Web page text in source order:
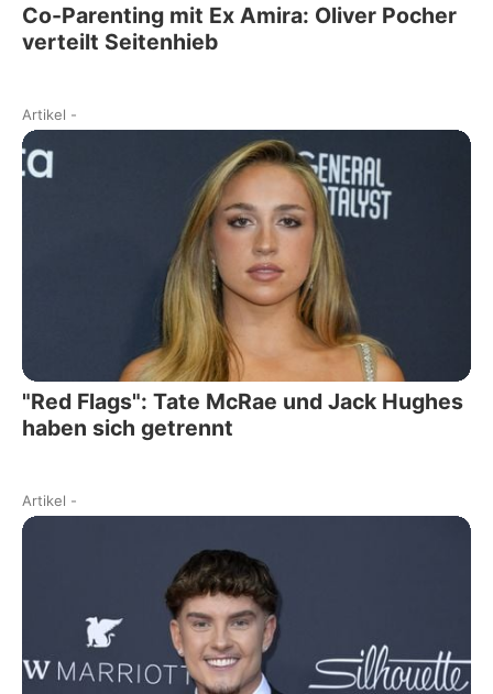
Co-Parenting mit Ex Amira: Oliver Pocher
verteilt Seitenhieb
Artikel -
"Red Flags": Tate McRae und Jack Hughes
haben sich getrennt
Artikel -